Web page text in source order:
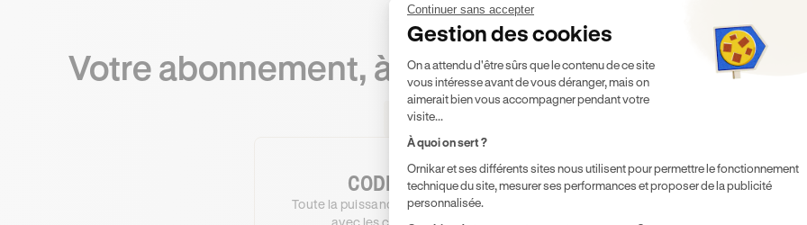
Votre abonnement, à votre rythme
ECONOMISEZ ECONOMISEZ
CODE DE LA ROUTE
Toute la puissance d’Ornikar dans votre poche,
avec les contenus officiels 2026.
Le code de la route + 3
Continuer sans accepter
Gestion des cookies
Plateforme de Gestion du
On a attendu d'être sûrs que le contenu de ce site
vous intéresse avant de vous déranger, mais on
aimerait bien vous accompagner pendant votre
visite...
À quoi on sert ?
Ornikar et ses différents sites nous utilisent pour permettre le fonctionnement
technique du site, mesurer ses performances et proposer de la publicité
personnalisée.